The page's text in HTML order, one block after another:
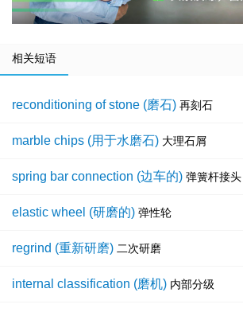
相关短语
reconditioning of stone (磨石) 再刻石
marble chips (用于水磨石) 大理石屑
spring bar connection (边车的) 弹簧杆接头
elastic wheel (研磨的) 弹性轮
regrind (重新研磨) 二次研磨
internal classification (磨机) 内部分级